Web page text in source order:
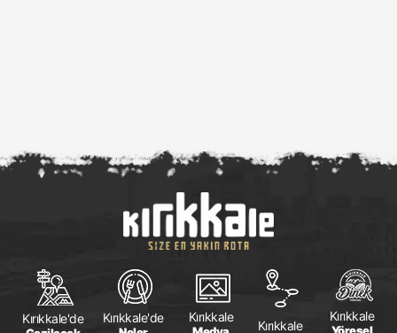
Kırıkkale'de Kırıkkale'de Kırıkkale
Kırıkkale
Kırıkkale